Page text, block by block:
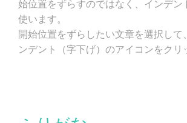
始位置をずらすのではなく、インデン
使います。
開始位置をずらしたい文章を選択して
ンデント（字下げ）のアイコンをクリ